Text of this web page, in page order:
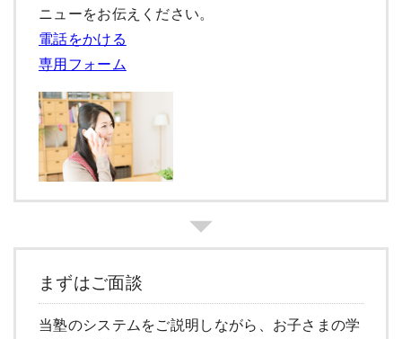
ニューをお伝えください。
電話をかける
専用フォーム
まずはご面談
当塾のシステムをご説明しながら、お子さまの学